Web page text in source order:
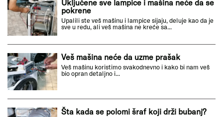
Uključene sve lampice i mašina neće da se
pokrene
Upalili ste veš mašinu i lampice sijaju, deluje kao da je
sve u redu, ali veš mašina ne kreće sa...
Veš mašina neće da uzme prašak
Veš mašinu koristimo svakodnevno i kako bi nam veš
bio opran detaljno i...
Šta kada se polomi šraf koji drži bubanj?